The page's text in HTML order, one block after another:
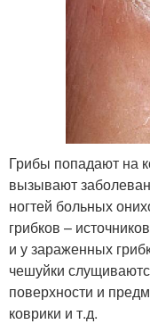
Грибы попадают на
вызывают
ногтей больных
грибков –
и у зараженных
чешуйки
поверхности и
коврики и т.д.